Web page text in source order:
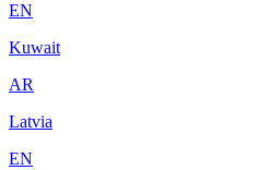
EN
Kuwait
AR
Latvia
EN